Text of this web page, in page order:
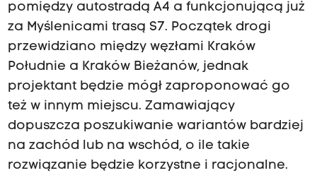
pomiędzy autostradą A4 a funkcjonującą już
za Myślenicami trasą S7. Początek drogi
przewidziano między węzłami Kraków
Południe a Kraków Bieżanów, jednak
projektant będzie mógł zaproponować go
też w innym miejscu. Zamawiający
dopuszcza poszukiwanie wariantów bardziej
na zachód lub na wschód, o ile takie
rozwiązanie będzie korzystne i racjonalne.